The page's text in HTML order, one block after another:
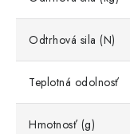
Odtrhová sila (N)
Teplotná odolnosť
Hmotnosť (g)